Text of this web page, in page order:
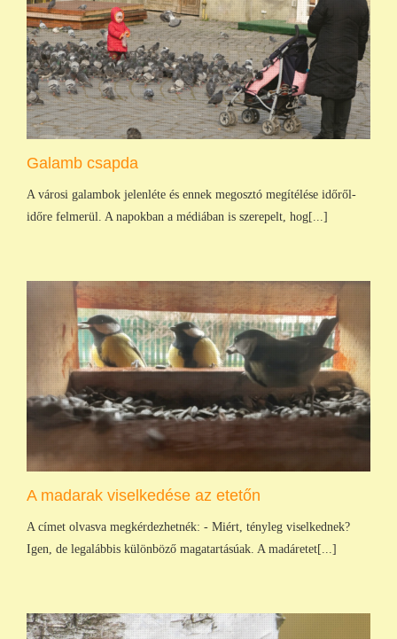
Galamb csapda
A városi galambok jelenléte és ennek megosztó megítélése időről-
időre felmerül. A napokban a médiában is szerepelt, hog[...]
A madarak viselkedése az etetőn
A címet olvasva megkérdezhetnék: - Miért, tényleg viselkednek?
Igen, de legalábbis különböző magatartásúak. A madáretet[...]